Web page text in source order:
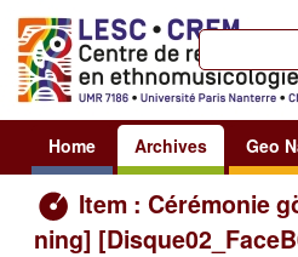
Home Archives Geo
Item : Cérémonie
ning]